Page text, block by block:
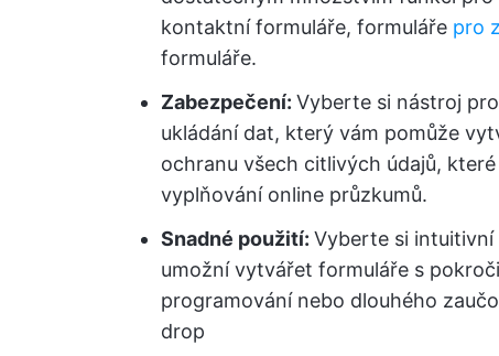
kontaktní formuláře, formuláře pro
formuláře.
Zabezpečení: Vyberte si nástroj
ukládání dat, který vám pomůže
ochranu všech citlivých údajů,
vyplňování online průzkumů.
Snadné použití: Vyberte si intuitivní
umožní vytvářet formuláře s
programování nebo dlouhého
drop